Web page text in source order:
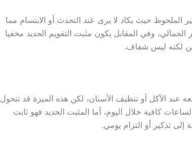
الملحوظ حيث يكاد لا يرى عند التحدث أو الابتسام مما
وفي المقابل يكون مثبت التقويم الحديد مخفيا
لكنه ليس شفاف.
عند الأكل أو تنظيف الأسنان، لكن هذه الميزة قد تتحول
كافية خلال اليوم، أما المثبت الحديد فهو ثابت
تذكير أو التزام يومي.